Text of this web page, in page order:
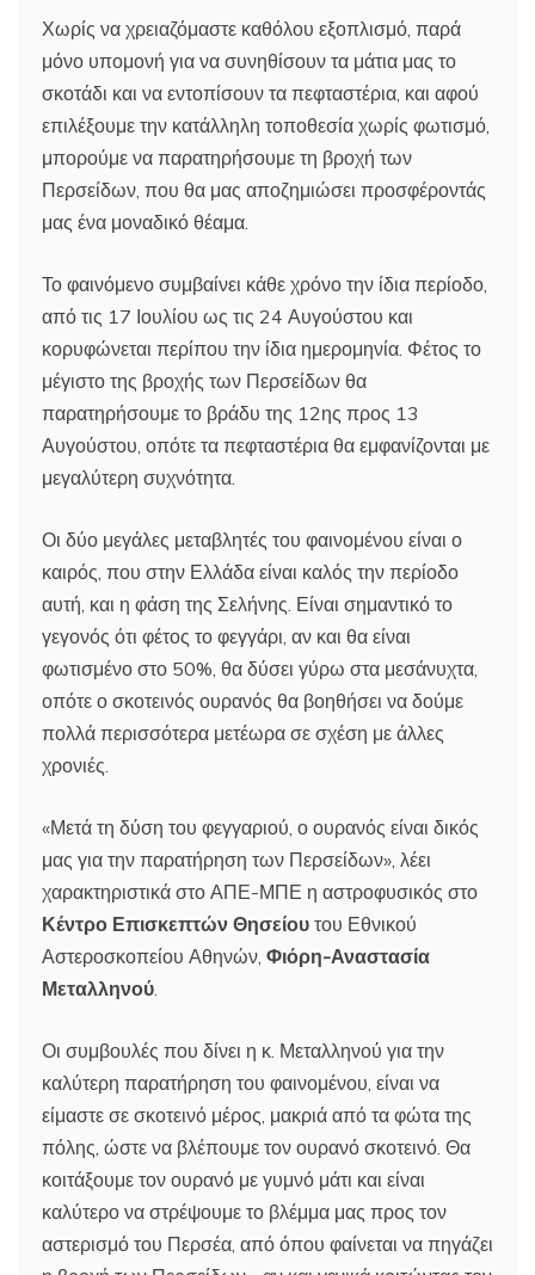
Χωρίς να χρειαζόμαστε καθόλου εξοπλισμό, παρά
μόνο υπομονή για να συνηθίσουν τα μάτια μας το
σκοτάδι και να εντοπίσουν τα πεφταστέρια, και αφού
επιλέξουμε την κατάλληλη τοποθεσία χωρίς φωτισμό,
μπορούμε να παρατηρήσουμε τη βροχή των
Περσείδων, που θα μας αποζημιώσει προσφέροντάς
μας ένα μοναδικό θέαμα.
Το φαινόμενο συμβαίνει κάθε χρόνο την ίδια περίοδο,
από τις 17 Ιουλίου ως τις 24 Αυγούστου και
κορυφώνεται περίπου την ίδια ημερομηνία. Φέτος το
μέγιστο της βροχής των Περσείδων θα
παρατηρήσουμε το βράδυ της 12ης προς 13
Αυγούστου, οπότε τα πεφταστέρια θα εμφανίζονται με
μεγαλύτερη συχνότητα.
Οι δύο μεγάλες μεταβλητές του φαινομένου είναι ο
καιρός, που στην Ελλάδα είναι καλός την περίοδο
αυτή, και η φάση της Σελήνης. Είναι σημαντικό το
γεγονός ότι φέτος το φεγγάρι, αν και θα είναι
φωτισμένο στο 50%, θα δύσει γύρω στα μεσάνυχτα,
οπότε ο σκοτεινός ουρανός θα βοηθήσει να δούμε
πολλά περισσότερα μετέωρα σε σχέση με άλλες
χρονιές.
«Μετά τη δύση του φεγγαριού, ο ουρανός είναι δικός
μας για την παρατήρηση των Περσείδων», λέει
χαρακτηριστικά στο ΑΠΕ-ΜΠΕ η αστροφυσικός στο
Κέντρο Επισκεπτών Θησείου του Εθνικού
Αστεροσκοπείου Αθηνών, Φιόρη-Αναστασία
Μεταλληνού.
Οι συμβουλές που δίνει η κ. Μεταλληνού για την
καλύτερη παρατήρηση του φαινομένου, είναι να
είμαστε σε σκοτεινό μέρος, μακριά από τα φώτα της
πόλης, ώστε να βλέπουμε τον ουρανό σκοτεινό. Θα
κοιτάξουμε τον ουρανό με γυμνό μάτι και είναι
καλύτερο να στρέψουμε το βλέμμα μας προς τον
αστερισμό του Περσέα, από όπου φαίνεται να πηγάζει